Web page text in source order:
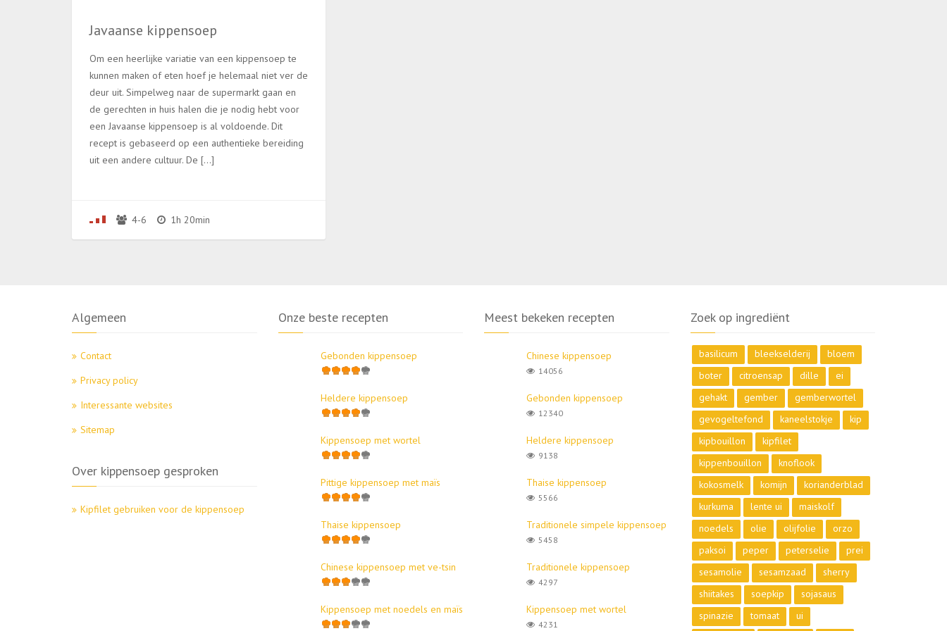
Javaanse kippensoep
Om een heerlijke variatie van een kippensoep te
kunnen maken of eten hoef je helemaal niet ver de
deur uit. Simpelweg naar de supermarkt gaan en
de gerechten in huis halen die je nodig hebt voor
een Javaanse kippensoep is al voldoende. Dit
recept is gebaseerd op een authentieke bereiding
uit een andere cultuur. De […]
4-6 1h 20min
Algemeen
Contact
Privacy policy
Interessante websites
Sitemap
Over kippensoep gesproken
Kipfilet gebruiken voor de kippensoep
Onze beste recepten
Gebonden kippensoep
Heldere kippensoep
Kippensoep met wortel
Pittige kippensoep met maïs
Thaise kippensoep
Chinese kippensoep met ve-tsin
Kippensoep met noedels en maïs
Meest bekeken recepten
Chinese kippensoep
14056
Gebonden kippensoep
12340
Heldere kippensoep
9138
Thaise kippensoep
5566
Traditionele simpele kippensoep
5458
Traditionele kippensoep
4297
Kippensoep met wortel
4231
Zoek op ingrediënt
basilicum bleekselderij
bloem
boter
citroensap dille
ei
gehakt
gember
gemberwortel
gevogeltefond
kaneelstokje
kip
kipbouillon
kipfilet
kippenbouillon
knoflook
kokosmelk
komijn
korianderblad
kurkuma
lente ui
maiskolf
noedels
olie olijfolie
orzo
paksoi
peper peterselie
prei
sesamolie
sesamzaad
sherry
shiitakes
soepkip
sojasaus
spinazie
tomaat
ui